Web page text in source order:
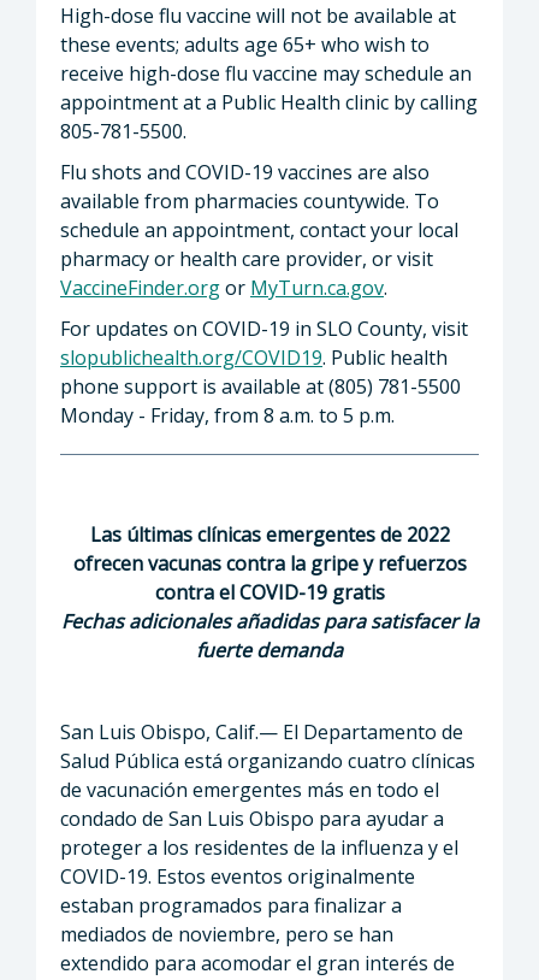
High-dose flu vaccine will not be available at
these events; adults age 65+ who wish to
receive high-dose flu vaccine may schedule an
appointment at a Public Health clinic by calling
805-781-5500.
Flu shots and COVID-19 vaccines are also
available from pharmacies countywide. To
schedule an appointment, contact your local
pharmacy or health care provider, or visit
VaccineFinder.orgor MyTurn.ca.gov.
For updates on COVID-19 in SLO County, visit
slopublichealth.org/COVID19. Public health
phone support is available at (805) 781-5500
Monday - Friday, from 8 a.m. to 5 p.m.
Las últimas clínicas emergentes de 2022
ofrecen vacunas contra la gripe y refuerzos
contra el COVID-19 gratis
Fechas adicionales añadidas para satisfacer la
fuerte demanda
San Luis Obispo, Calif.— El Departamento de
Salud Pública está organizando cuatro clínicas
de vacunación emergentes más en todo el
condado de San Luis Obispo para ayudar a
proteger a los residentes de la influenza y el
COVID-19. Estos eventos originalmente
estaban programados para finalizar a
mediados de noviembre, pero se han
extendido para acomodar el gran interés de